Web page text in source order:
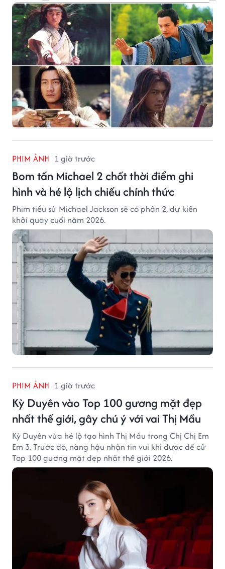
PHIM ẢNH 1 giờ trước
Bom tấn Michael 2 chốt thời điểm ghi
hình và hé lộ lịch chiếu chính thức
Phim tiểu sử Michael Jackson sẽ có phần 2, dự kiến
khởi quay cuối năm 2026.
PHIM ẢNH 1 giờ trước
Kỳ Duyên vào Top 100 gương mặt đẹp
nhất thế giới, gây chú ý với vai Thị Mầu
Kỳ Duyên vừa hé lộ tạo hình Thị Mầu trong Chị Chị Em
Em 3. Trước đó, nàng hậu nhận tin vui khi được đề cử
Top 100 gương mặt đẹp nhất thế giới 2026.